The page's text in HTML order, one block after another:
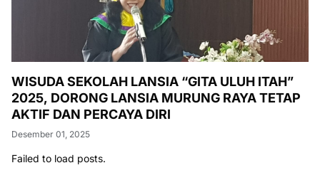
WISUDA SEKOLAH LANSIA “GITA ULUH ITAH”
2025, DORONG LANSIA MURUNG RAYA TETAP
AKTIF DAN PERCAYA DIRI
Desember 01, 2025
Failed to load posts.